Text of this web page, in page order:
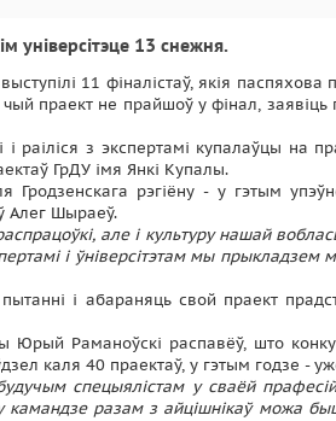
універсітэце 13 снежня.
11 фіналістаў, якія паспяхова
праект не прайшоў у фінал,
раіліся з экспертамі купалаўцы на
ГрДУ імя Янкі Купалы.
рэгіёну - у гэтым
Алег Шыраеў.
але і культуру нашай
і ўніверсітэтам мы прыкладзем
і абараняць свой праект
Раманоўскі распавёў, што
каля 40 праектаў, у гэтым годзе -
спецыялістам у сваёй
разам з айцішнікаў можа